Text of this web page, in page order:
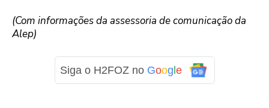
(Com informações da assessoria de comunicação da
Alep)
Siga o H2FOZ no Google